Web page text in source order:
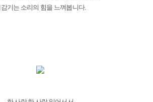
기는 소리의 힘을 느껴봅니다.